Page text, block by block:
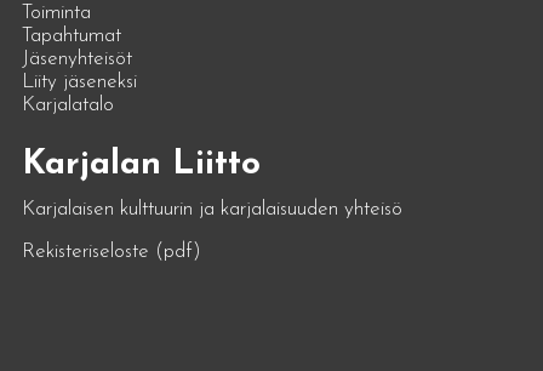
Toiminta
Tapahtumat
Jäsenyhteisöt
Liity jäseneksi
Karjalatalo
Karjalan Liitto
Karjalaisen kulttuurin ja karjalaisuuden yhteisö
Rekisteriseloste (pdf)